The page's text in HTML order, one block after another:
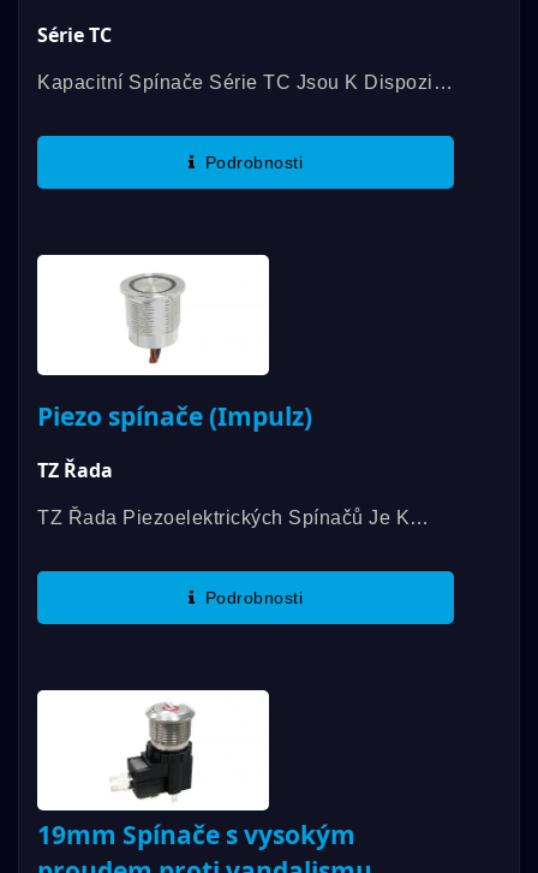
Série TC
Kapacitní Spínače Série TC Jsou K Dispozici
Provozním Teplotním Rozsahem Mezi -20℃ A
Podrobnosti
Piezo spínače (Impulz)
TZ Řada
TZ Řada Piezoelektrických Spínačů Je K
Mm A Provozní Teplotní Rozsah Mezi -20℃ A
Podrobnosti
19mm Spínače s vysokým